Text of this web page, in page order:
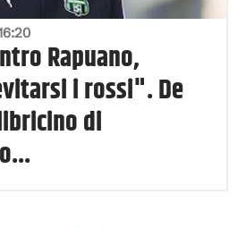
Rapuano,
i rossi". De
di